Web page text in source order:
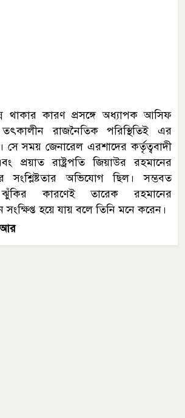
থাকার কারণ প্রসঙ্গে অধ্যাপক আসিফ
রাজনৈতিক পরিস্থিতিই এর
সময় জেনারেল এরশাদের কর্তৃত্ববাদী
প্রয়াত রাষ্ট্রপতি জিয়াউর রহমানের
সংশ্লিষ্টতার অভিযোগ ছিল। সম্ভবত
ঝুঁকির কারণেই তারেক রহমানের
সংক্ষিপ্ত হয়ে যায় বলে তিনি মনে করেন।